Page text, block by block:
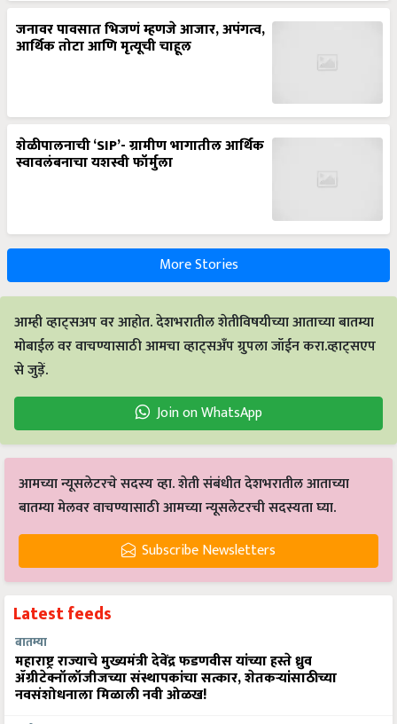
जनावर पावसात भिजणं म्हणजे आजार, अपंगत्व,
आर्थिक तोटा आणि मृत्यूची चाहूल
शेळीपालनाची ‘SIP’- ग्रामीण भागातील आर्थिक
स्वावलंबनाचा यशस्वी फॉर्मुला
More Stories
आम्ही व्हाट्सअप वर आहोत. देशभरातील शेतीविषयीच्या आताच्या बातम्या
मोबाईल वर वाचण्यासाठी आमचा व्हाट्सअँप ग्रुपला जॉईन करा.व्हाट्सएप
से जुड़ें.
Join on WhatsApp
आमच्या न्यूसलेटरचे सदस्य व्हा. शेती संबंधीत देशभरातील आताच्या
बातम्या मेलवर वाचण्यासाठी आमच्या न्यूसलेटरची सदस्यता घ्या.
Subscribe Newsletters
Latest feeds
बातम्या
महाराष्ट्र राज्याचे मुख्यमंत्री देवेंद्र फडणवीस यांच्या हस्ते ध्रुव
ॲग्रीटेक्नॉलॉजीजच्या संस्थापकांचा सत्कार, शेतकऱ्यांसाठीच्या
नवसंशोधनाला मिळाली नवी ओळख!